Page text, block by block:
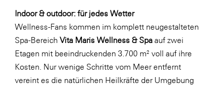
SeneCura
SERVICE&MORE
SKINUANCE®
Somfy
Indoor & outdoor: für jedes Wetter
Wellness-Fans kommen im komplett neugestalteten
Spa-Bereich Vita Maris Wellness & Spa auf zwei
Etagen mit beeindruckenden 3.700 m² voll auf ihre
Kosten. Nur wenige Schritte vom Meer entfernt
vereint es die natürlichen Heilkräfte der Umgebung